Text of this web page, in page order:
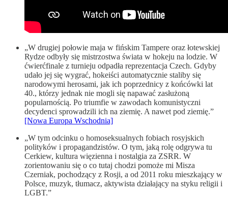
„W drugiej połowie maja w fińskim Tampere oraz łotewskiej
Rydze odbyły się mistrzostwa świata w hokeju na lodzie. W
ćwierćfinale z turnieju odpadła reprezentacja Czech. Gdyby
udało jej się wygrać, hokeiści automatycznie staliby się
narodowymi herosami, jak ich poprzednicy z końcówki lat
40., którzy jednak nie mogli się napawać zasłużoną
popularnością. Po triumfie w zawodach komunistyczni
decydenci sprowadzili ich na ziemię. A nawet pod ziemię.”
[Nowa Europa Wschodnia]
„W tym odcinku o homoseksualnych fobiach rosyjskich
polityków i propagandzistów. O tym, jaką rolę odgrywa tu
Cerkiew, kultura więzienna i nostalgia za ZSRR. W
zorientowaniu się o co tutaj chodzi pomoże mi Misza
Czerniak, pochodzący z Rosji, a od 2011 roku mieszkający w
Polsce, muzyk, tłumacz, aktywista działający na styku religii i
LGBT.”